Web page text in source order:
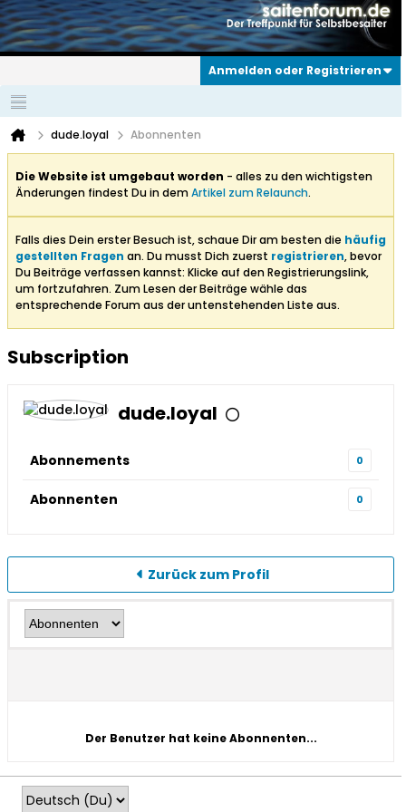
Anmelden oder Registrieren
dude.loyal Abonnenten
Die Website ist umgebaut worden - alles zu den wichtigsten
Änderungen findest Du in demArtikel zum Relaunch.
Falls dies Dein erster Besuch ist, schaue Dir am besten die häufig
gestellten Fragen an. Du musst Dich zuerst registrieren, bevor
Du Beiträge verfassen kannst: Klicke auf den Registrierungslink,
um fortzufahren. Zum Lesen der Beiträge wähle das
entsprechende Forum aus der untenstehenden Liste aus.
Subscription
dude.loyal
Abonnements 0
Abonnenten 0
Zurück zum Profil
Der Benutzer hat keine Abonnenten...